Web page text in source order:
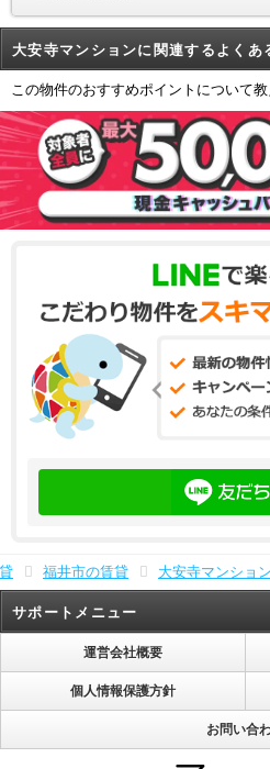
大安寺マンションに関連するよくあ
この物件のおすすめポイントについて
福井市の賃貸 大安寺マンション
サポートメニュー
運営会社概要
個人情報保護方針
お問い合